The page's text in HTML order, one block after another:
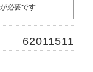
が必要です
62011511